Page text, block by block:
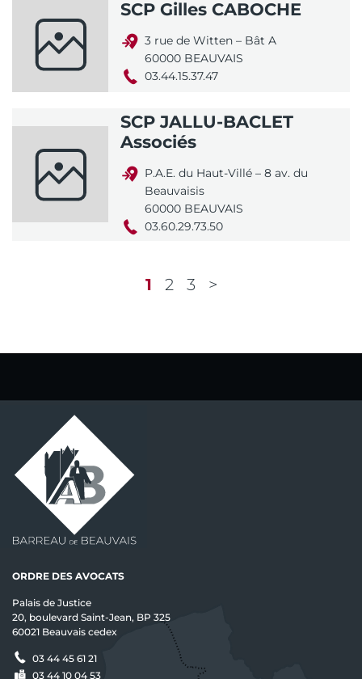
SCP Gilles CABOCHE
3 rue de Witten – Bât A
60000 BEAUVAIS
03.44.15.37.47
SCP JALLU-BACLET
Associés
P.A.E. du Haut-Villé – 8 av. du
Beauvaisis
60000 BEAUVAIS
03.60.29.73.50
1 2 3
ORDRE DES AVOCATS
Palais de Justice
20, boulevard Saint-Jean, BP 325
60021 Beauvais cedex
03 44 45 61 21
03 44 10 04 53